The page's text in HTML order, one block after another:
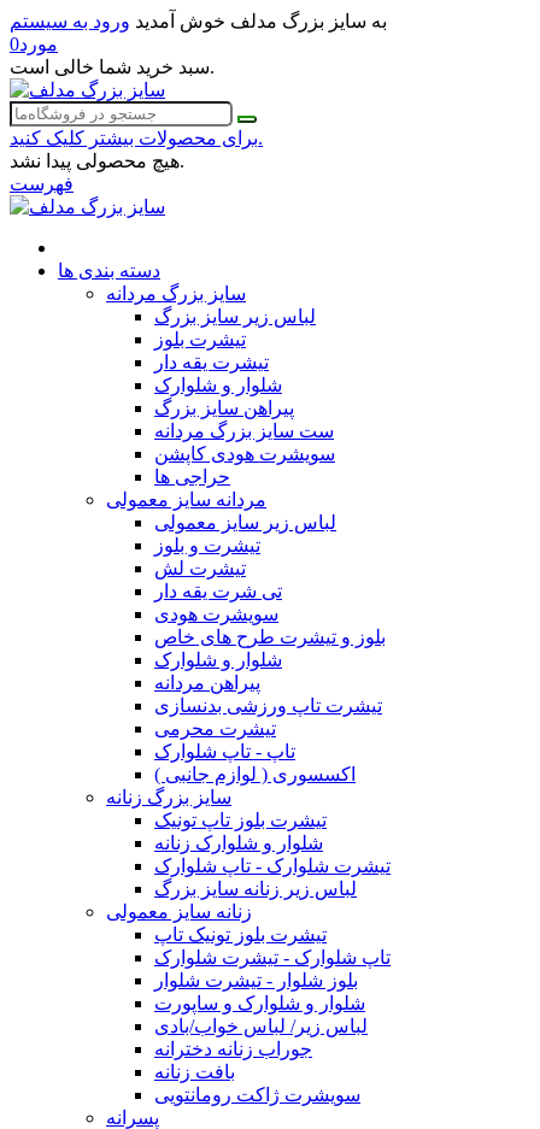
به سایز بزرگ مدلف خوش آمدید ورود به سیستم
0مورد
سبد خرید شما خالی است.
برای محصولات بیشتر کلیک کنید.
هیچ محصولی پیدا نشد.
فهرست
دسته بندی ها
سایز بزرگ مردانه
لباس زیر سایز بزرگ
تیشرت بلوز
تیشرت یقه دار
شلوار و شلوارک
پیراهن سایز بزرگ
ست سایز بزرگ مردانه
سویشرت هودی کاپشن
حراجی ها
مردانه سایز معمولی
لباس زیر سایز معمولی
تیشرت و بلوز
تیشرت لش
تی شرت یقه دار
سویشرت هودی
بلوز و تیشرت طرح های خاص
شلوار و شلوارک
پیراهن مردانه
تیشرت تاپ ورزشی بدنسازی
تیشرت محرمی
تاپ - تاپ شلوارک
اکسسوری ( لوازم جانبی )
سایز بزرگ زنانه
تیشرت بلوز تاپ تونیک
شلوار و شلوارک زنانه
تیشرت شلوارک - تاپ شلوارک
لباس زیر زنانه سایز بزرگ
زنانه سایز معمولی
تیشرت بلوز تونیک تاپ
تاپ شلوارک - تیشرت شلوارک
بلوز شلوار - تیشرت شلوار
شلوار و شلوارک و ساپورت
لباس زیر/ لباس خواب/بادی
جوراب زنانه دخترانه
بافت زنانه
سویشرت ژاکت رومانتویی
پسرانه